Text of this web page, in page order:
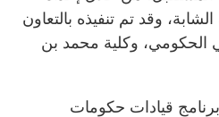
وقد تم تنفيذه بالتعاون
الحكومي، وكلية محمد بن
قيادات حكومات